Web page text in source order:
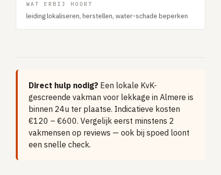
Dakkapel plaatsen
Dak renovatie
VERWARMING & KLIMAAT
CV-ketel vervangen
Warmtepomp plaatsen
Vloerverwarming aanleggen
Airco installeren
WAT ERBIJ HOORT
leiding lokaliseren, herstellen, water-schade beperken
Direct hulp nodig? Een lokale KvK-
gescreende vakman voor lekkage in Almere is
binnen 24u ter plaatse. Indicatieve kosten
€120 – €600. Vergelijk eerst minstens 2
vakmensen op reviews — ook bij spoed loont
een snelle check.